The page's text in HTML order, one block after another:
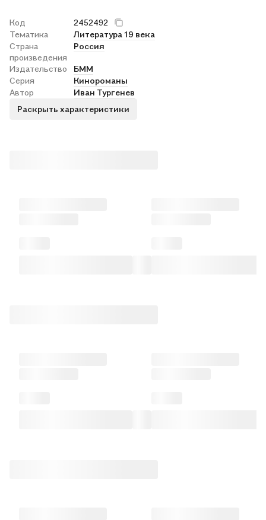
Код
2452492
Тематика
Литература 19 века
Страна
произведения
Россия
Издательство
БММ
Серия
Кинороманы
Автор
Иван Тургенев
Раскрыть характеристики